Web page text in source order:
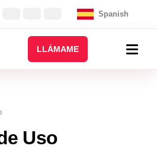
Spanish
LLÁMAME
Uso